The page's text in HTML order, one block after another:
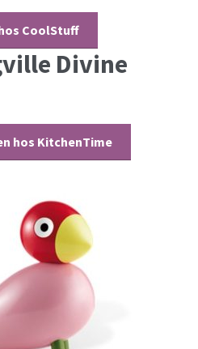
CoolStuff
Divine
hos KitchenTime